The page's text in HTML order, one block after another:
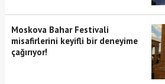
Moskova Bahar Festivali
misafirlerini keyifli bir deneyime
çağırıyor!